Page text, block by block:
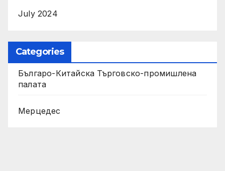
July 2024
Categories
Българо-Китайска Търговско-промишлена
палaта
Мерцедес